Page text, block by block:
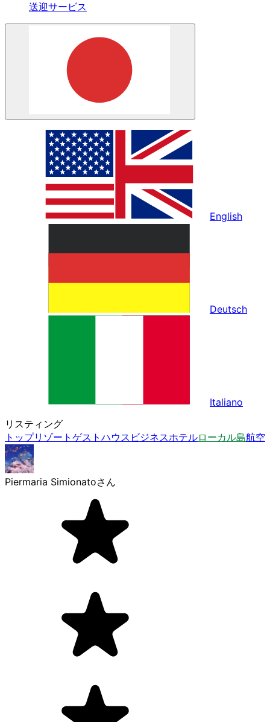
送迎サービス
English
Deutsch
Italiano
リスティング
トップリゾート ゲストハウス ビジネスホテルローカル島航空
Piermaria Simionatoさん